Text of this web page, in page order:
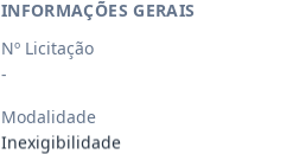
CHAMAMENTO PÚBLICO PARA
INFORMAÇÕES GERAIS
Nº Licitação
-
Modalidade
Inexigibilidade